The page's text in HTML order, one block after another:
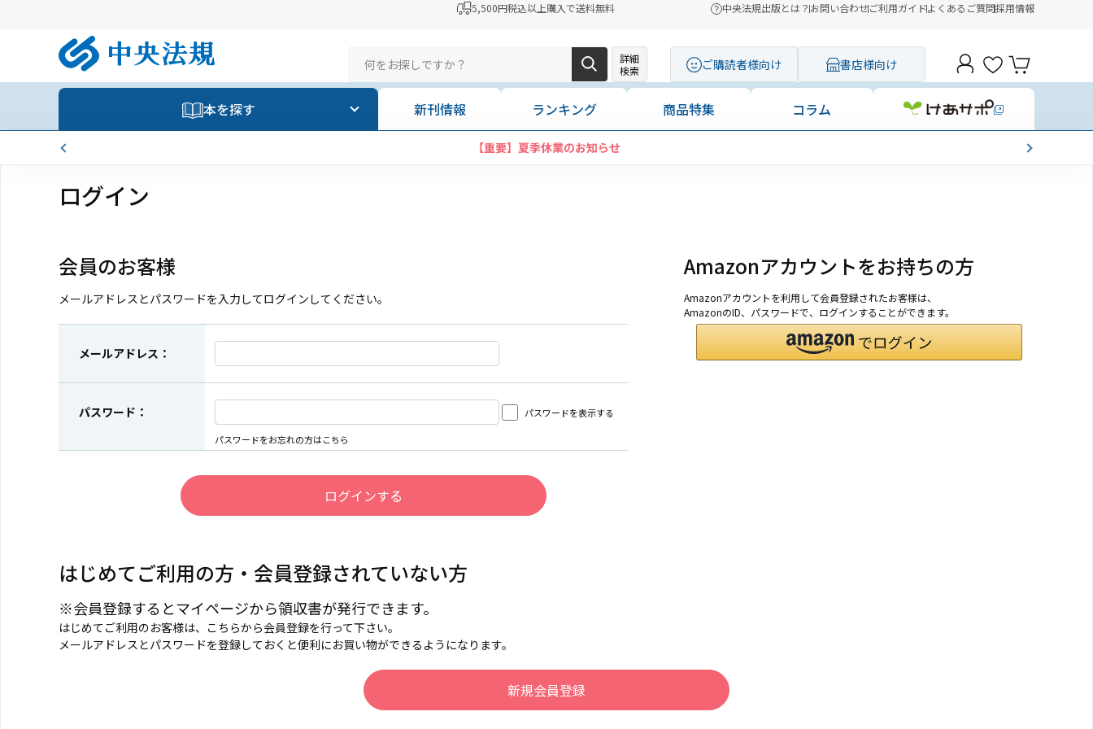
5,500円税込以上購入で送料無料 中央法規出版とは？お問い合わせご利用ガイドよくあるご質問採用情報
詳細
検索
ご購読者様向け 書店様向け
本を探す 新刊情報 ランキング 商品特集 コラム
【重要】夏季休業のお知らせ
ログイン
会員のお客様
メールアドレスとパスワードを入力してログインしてください。
メールアドレス：
パスワード： パスワードを表示する
パスワードをお忘れの方はこちら
Amazonアカウントをお持ちの方
Amazonアカウントを利用して会員登録されたお客様は、
AmazonのID、パスワードで、ログインすることができます。
はじめてご利用の方・会員登録されていない方
※会員登録するとマイページから領収書が発行できます。
はじめてご利用のお客様は、こちらから会員登録を行って下さい。
メールアドレスとパスワードを登録しておくと便利にお買い物ができるようになります。